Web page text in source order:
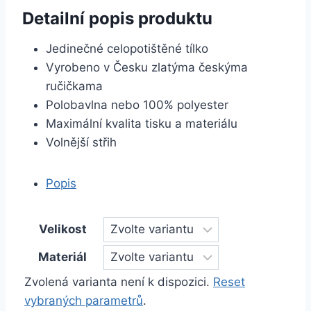
Detailní popis produktu
Jedinečné celopotištěné tílko
Vyrobeno v Česku zlatýma českýma
ručičkama
Polobavlna nebo 100% polyester
Maximální kvalita tisku a materiálu
Volnější střih
Popis
Velikost
Materiál
Zvolená varianta není k dispozici. Reset
vybraných parametrů.